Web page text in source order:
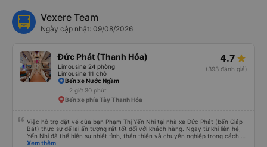
Vexere Team
Ngày cập nhật: 09/08/2026
Đức Phát (Thanh Hóa)
Limousine 24 phòng
Limousine 11 chỗ
4.7
(393 đánh giá)
Bến xe Nước Ngầm
2 giờ 30 phút
Bến xe phía Tây Thanh Hóa
Việc hỗ trợ đặt vé của bạn Phạm Thị Yến Nhi tại nhà xe Đức Phát (bến Giáp
Bát) thực sự để lại ấn tượng rất tốt đối với khách hàng. Ngay từ khi liên hệ,
Yến Nhi đã thể hiện sự nhiệt tình, thân thiện và chuyên nghiệp trong cách tư
vấn. Mọi thắc mắc đều được giải đáp rõ ràng, nhanh chóng, giúp khách hàng
Xem thêm